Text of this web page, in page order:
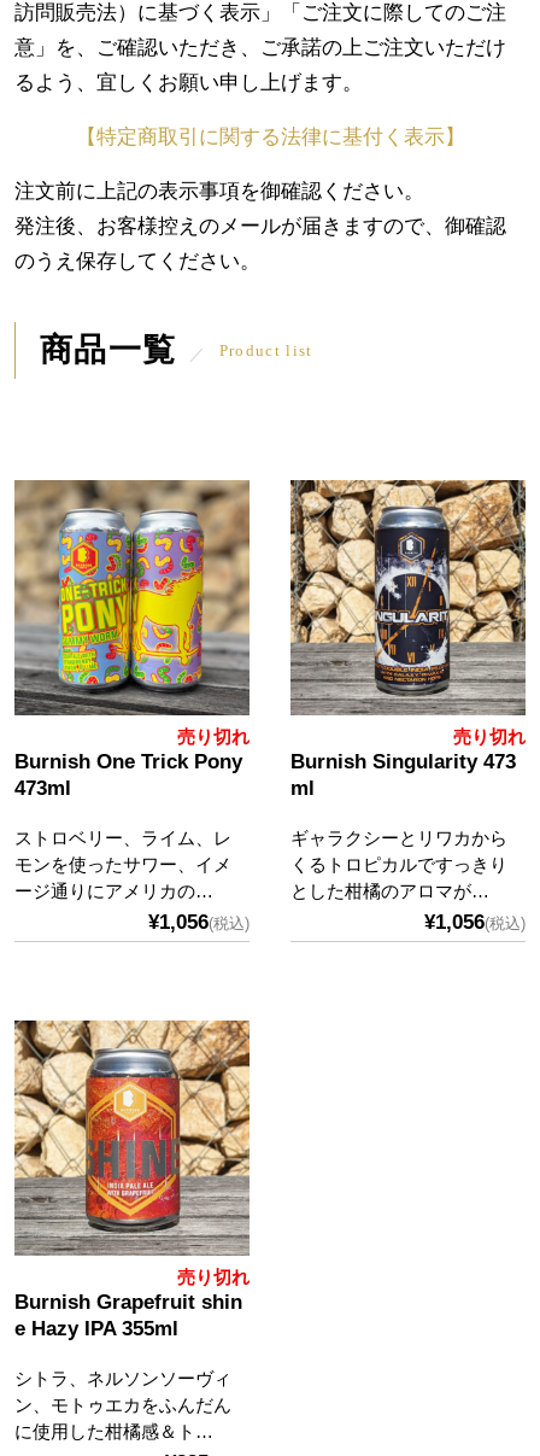
訪問販売法）に基づく表示」「ご注文に際してのご注
意」を、ご確認いただき、ご承諾の上ご注文いただけ
るよう、宜しくお願い申し上げます。
【特定商取引に関する法律に基付く表示】
注文前に上記の表示事項を御確認ください。
発注後、お客様控えのメールが届きますので、御確認
のうえ保存してください。
商品一覧 Product list
売り切れ
Burnish One Trick Pony
473ml
ストロベリー、ライム、レ
モンを使ったサワー、イメ
ージ通りにアメリカの…
¥1,056(税込)
売り切れ
Burnish Singularity 473
ml
ギャラクシーとリワカから
くるトロピカルですっきり
とした柑橘のアロマが…
¥1,056(税込)
売り切れ
Burnish Grapefruit shin
e Hazy IPA 355ml
シトラ、ネルソンソーヴィ
ン、モトゥエカをふんだん
に使用した柑橘感＆ト…